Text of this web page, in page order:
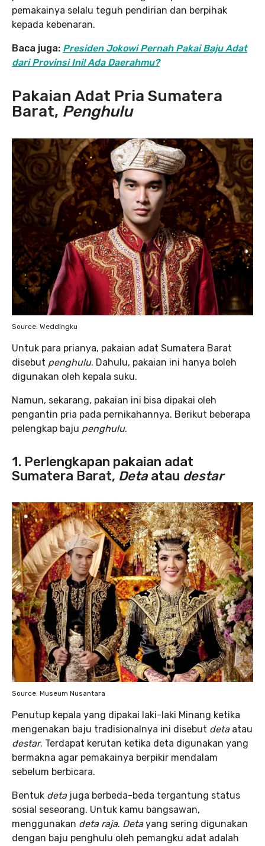
pemakainya selalu teguh pendirian dan berpihak
kepada kebenaran.
Baca juga: Presiden Jokowi Pernah Pakai Baju Adat
dari Provinsi Ini! Ada Daerahmu?
Pakaian Adat Pria Sumatera
Barat, Penghulu
Source: Weddingku
Untuk para prianya, pakaian adat Sumatera Barat
disebut penghulu. Dahulu, pakaian ini hanya boleh
digunakan oleh kepala suku.
Namun, sekarang, pakaian ini bisa dipakai oleh
pengantin pria pada pernikahannya. Berikut beberapa
pelengkap baju penghulu.
1. Perlengkapan pakaian adat
Sumatera Barat, Detaatau destar
Source: Museum Nusantara
Penutup kepala yang dipakai laki-laki Minang ketika
mengenakan baju tradisionalnya ini disebut detaatau
destar. Terdapat kerutan ketika deta digunakan yang
bermakna agar pemakainya berpikir mendalam
sebelum berbicara.
Bentuk detajuga berbeda-beda tergantung status
sosial seseorang. Untuk kamu bangsawan,
menggunakan deta raja. Detayang sering digunakan
dengan baju penghulu oleh pemangku adat adalah